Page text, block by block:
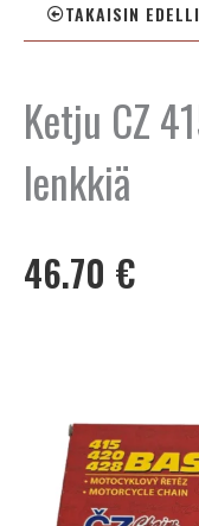
TAKAISIN
Ketju CZ
lenkkiä
46.70 €